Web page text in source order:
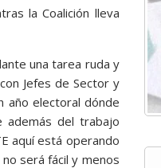
la Coalición lleva
una tarea ruda y
Jefes de Sector y
año electoral dónde
además del trabajo
aquí está operando
será fácil y menos